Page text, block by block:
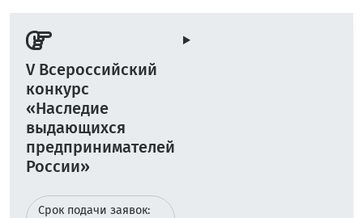
V Всероссийский
конкурс
«Наследие
выдающихся
предпринимателей
России»
Срок подачи заявок: